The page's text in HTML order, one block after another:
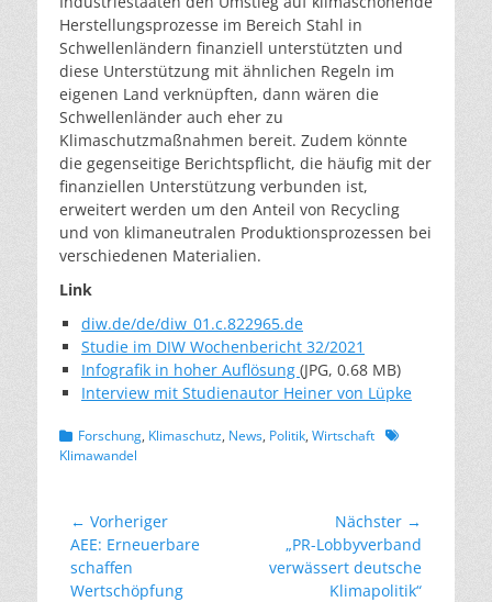
Herstellungsprozesse im Bereich Stahl in
Schwellenländern finanziell unterstützten und
diese Unterstützung mit ähnlichen Regeln im
eigenen Land verknüpften, dann wären die
Schwellenländer auch eher zu
Klimaschutzmaßnahmen bereit. Zudem könnte
die gegenseitige Berichtspflicht, die häufig mit der
finanziellen Unterstützung verbunden ist,
erweitert werden um den Anteil von Recycling
und von klimaneutralen Produktionsprozessen bei
verschiedenen Materialien.
Link
diw.de/de/diw_01.c.822965.de
Studie im DIW Wochenbericht 32/2021
Infografik in hoher Auflösung (JPG, 0.68 MB)
Interview mit Studienautor Heiner von Lüpke
Kategorien
Forschung, Klimaschutz, News, Politik, Wirtschaft Schlagworte
Klimawandel
Beitragsnavigation
← Vorheriger
Vorheriger
Beitrag:
AEE: Erneuerbare
schaffen
Wertschöpfung
Nächster →
Nächster
Beitrag:
„PR-Lobbyverband
verwässert deutsche
Klimapolitik“